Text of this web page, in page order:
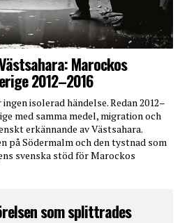
Marockos
2012–2016
ingen isolerad händelse. Redan 2012–
med samma medel, migration och
erkännande av Västsahara.
på Södermalm och den tystnad som
svenska stöd för Marockos
som splittrades